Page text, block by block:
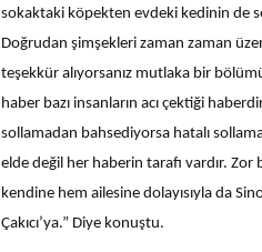
sokaktaki köpekten evdeki kedinin de
Doğrudan şimşekleri zaman zaman
teşekkür alıyorsanız mutlaka bir
haber bazı insanların acı çektiği
sollamadan bahsediyorsa hatalı
elde değil her haberin tarafı vardır. Zor
kendine hem ailesine dolayısıyla da
Çakıcı’ya.” Diye konuştu.